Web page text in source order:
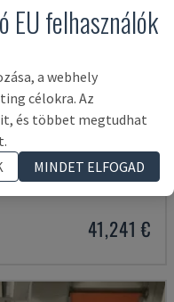
41,241 €
EU felhasználók
a webhely
célokra. Az
és többet megtudhat
MINDET ELFOGAD